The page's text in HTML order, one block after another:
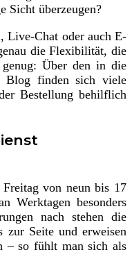
Sicht überzeugen?
Live-Chat oder auch E-
die Flexibilität, die
Über den in die
Blog finden sich viele
Bestellung behilflich
von neun bis 17
Werktagen besonders
nach stehen die
zur Seite und erweisen
– so fühlt man sich als